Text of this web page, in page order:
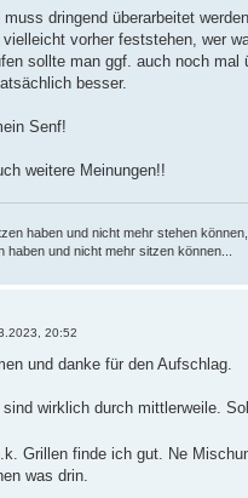
dringend überarbeitet
vorher feststehen, wer
sollte man ggf. auch noch
besser.
Senf!
weitere Meinungen!!
haben und nicht mehr stehen können,
haben und nicht mehr sitzen können...
20:52
und danke für den Aufschlag.
wirklich durch mittlerweile.
Grillen finde ich gut. Ne
was drin.